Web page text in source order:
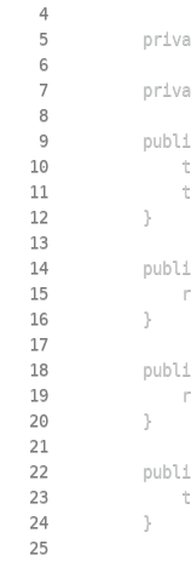
4
5
6
7
8
9
10
11
12
13
14
15
16
17
18
19
20
21
22
23
24
25